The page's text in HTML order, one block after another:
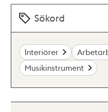
Sökord
Interiörer
Musikinstrument